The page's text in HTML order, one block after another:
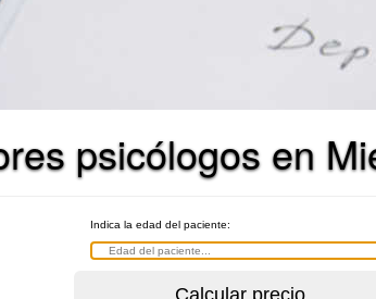
psicólogos en
Indica la edad del paciente: